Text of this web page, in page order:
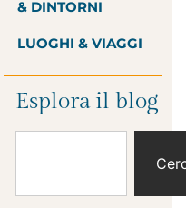
& DINTORNI
LUOGHI & VIAGGI
Esplora il blog